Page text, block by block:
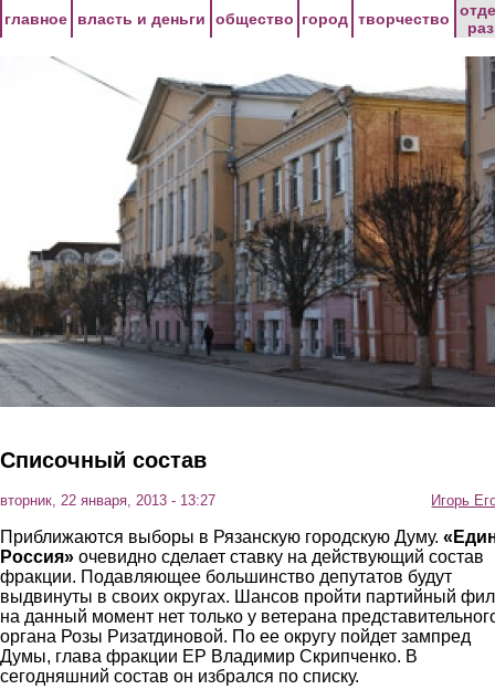
главное власть и деньги общество город творчество
Списочный состав
вторник, 22 января, 2013 - 13:27 Игорь
Приближаются выборы в Рязанскую городскую Думу.
Россия» очевидно сделает ставку на действующий состав
фракции. Подавляющее большинство депутатов будут
выдвинуты в своих округах. Шансов пройти партийный
на данный момент нет только у ветерана
органа Розы Ризатдиновой. По ее округу пойдет зампред
Думы, глава фракции ЕР Владимир Скрипченко. В
сегодняшний состав он избрался по списку.